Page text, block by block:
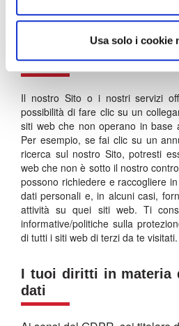
Usa solo i cookie
dei dati e sulla privacy che ti
rispettivi siti web.
Siti web di terzi
Il nostro Sito o i nostri servizi
possibilità di fare clic su un
siti web che non operano in base
Per esempio, se fai clic su un
ricerca sul nostro Sito, potresti
web che non è sotto il nostro
possono richiedere e raccogliere
dati personali e, in alcuni casi,
attività su quei siti web. Ti
informative/politiche sulla
di tutti i siti web di terzi da te visitati.
I tuoi diritti in materia
dati